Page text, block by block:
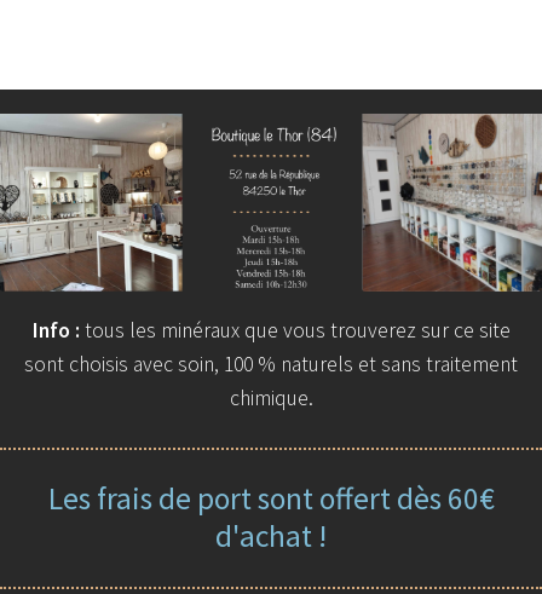
Info : tous les minéraux que vous trouverez sur ce site
sont choisis avec soin, 100 % naturels et sans traitement
chimique.
Les frais de port sont offert dès 60€
d'achat !